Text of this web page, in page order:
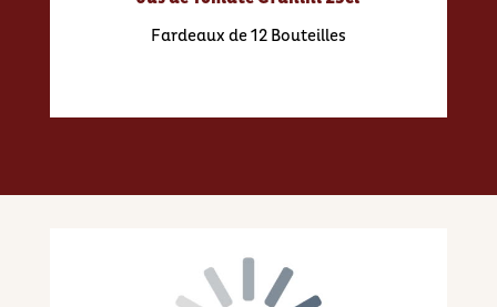
Fardeaux de 12 Bouteilles